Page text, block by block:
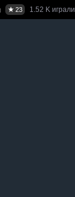
23 1.52 K играли